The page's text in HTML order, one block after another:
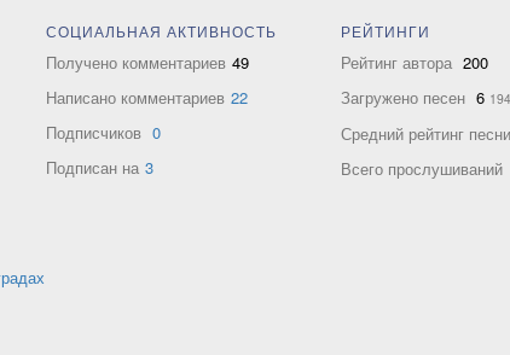
СОЦИАЛЬНАЯ АКТИВНОСТЬ
Получено комментариев 49
Написано комментариев 22
Подписчиков 0
Подписан на 3
РЕЙТИНГИ
Рейтинг автора 200
Загружено песен 6 194
Средний рейтинг песни
Всего прослушиваний